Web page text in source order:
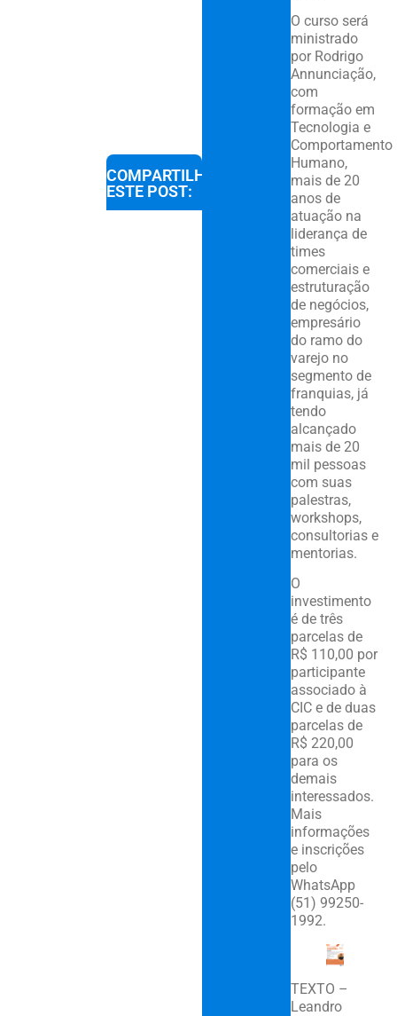
COMPARTILHE
ESTE POST:
O curso será
ministrado
por Rodrigo
Annunciação,
com
formação em
Tecnologia e
Comportamento
Humano,
mais de 20
anos de
atuação na
liderança de
times
comerciais e
estruturação
de negócios,
empresário
do ramo do
varejo no
segmento de
franquias, já
tendo
alcançado
mais de 20
mil pessoas
com suas
palestras,
workshops,
consultorias e
mentorias.
O
investimento
é de três
parcelas de
R$ 110,00 por
participante
associado à
CIC e de duas
parcelas de
R$ 220,00
para os
demais
interessados.
Mais
informações
e inscrições
pelo
WhatsApp
(51) 99250-
1992.
TEXTO –
Leandro